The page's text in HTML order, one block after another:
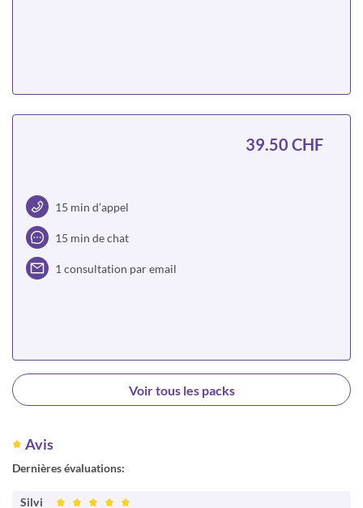
15 min d’appel
15 min de chat
1 consultation par email
39.50 CHF
Choisir
Voir tous les packs
Avis
Dernières évaluations:
Silvi